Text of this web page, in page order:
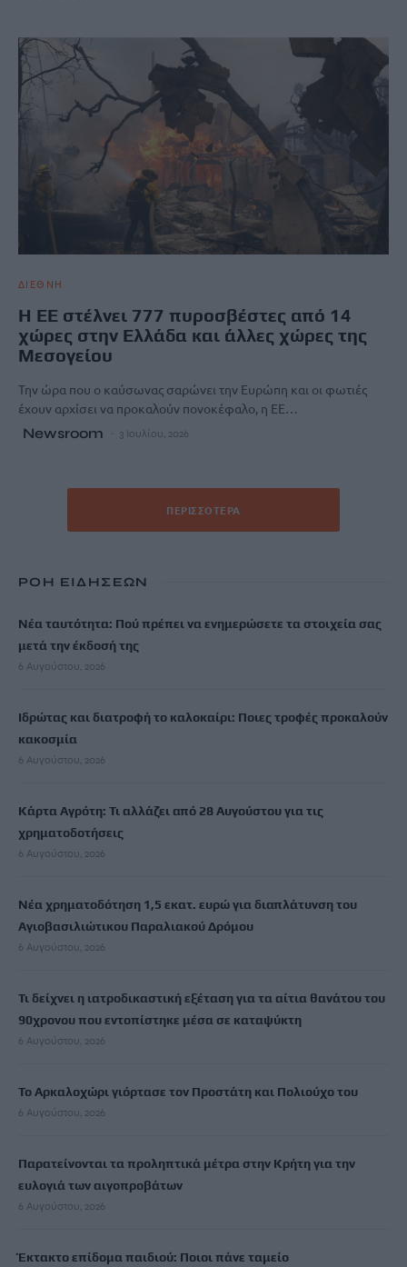
ΔΙΕΘΝΗ
H ΕΕ στέλνει 777 πυροσβέστες από 14
χώρες στην Ελλάδα και άλλες χώρες της
Μεσογείου
Την ώρα που ο καύσωνας σαρώνει την Ευρώπη και οι φωτιές
έχουν αρχίσει να προκαλούν πονοκέφαλο, η ΕΕ…
Newsroom 3 Ιουλίου, 2026
ΠΕΡΙΣΣΌΤΕΡΑ
ΡΟΗ ΕΙΔΗΣΕΩΝ
Νέα ταυτότητα: Πού πρέπει να ενημερώσετε τα στοιχεία σας
μετά την έκδοσή της
6 Αυγούστου, 2026
Ιδρώτας και διατροφή το καλοκαίρι: Ποιες τροφές προκαλούν
κακοσμία
6 Αυγούστου, 2026
Κάρτα Αγρότη: Τι αλλάζει από 28 Αυγούστου για τις
χρηματοδοτήσεις
6 Αυγούστου, 2026
Νέα χρηματοδότηση 1,5 εκατ. ευρώ για διαπλάτυνση του
Αγιοβασιλιώτικου Παραλιακού Δρόμου
6 Αυγούστου, 2026
Τι δείχνει η ιατροδικαστική εξέταση για τα αίτια θανάτου του
90χρονου που εντοπίστηκε μέσα σε καταψύκτη
6 Αυγούστου, 2026
Το Αρκαλοχώρι γιόρτασε τον Προστάτη και Πολιούχο του
6 Αυγούστου, 2026
Παρατείνονται τα προληπτικά μέτρα στην Κρήτη για την
ευλογιά των αιγοπροβάτων
6 Αυγούστου, 2026
Έκτακτο επίδομα παιδιού: Ποιοι πάνε ταμείο